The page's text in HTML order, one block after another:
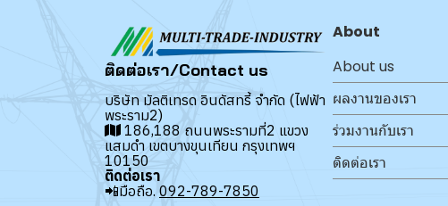
ติดต่อเรา/Contact us
บริษัท มัลติเทรด อินดัสทรี้ จำกัด (ไฟฟ้า
พระราม2)
186,188 ถนนพระรามที่2 แขวง
แสมดำ เขตบางขุนเทียน กรุงเทพฯ
10150
ติดต่อเรา
📲มือถือ. 092-789-7850
About
About us
ผลงานของเรา
ร่วมงานกับเรา
ติดต่อเรา